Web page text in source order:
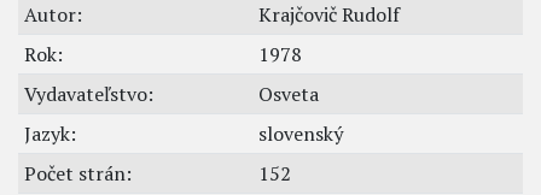
Autor:
Krajčovič Rudolf
Rok:
1978
Vydavateľstvo:
Osveta
Jazyk:
slovenský
Počet strán:
152